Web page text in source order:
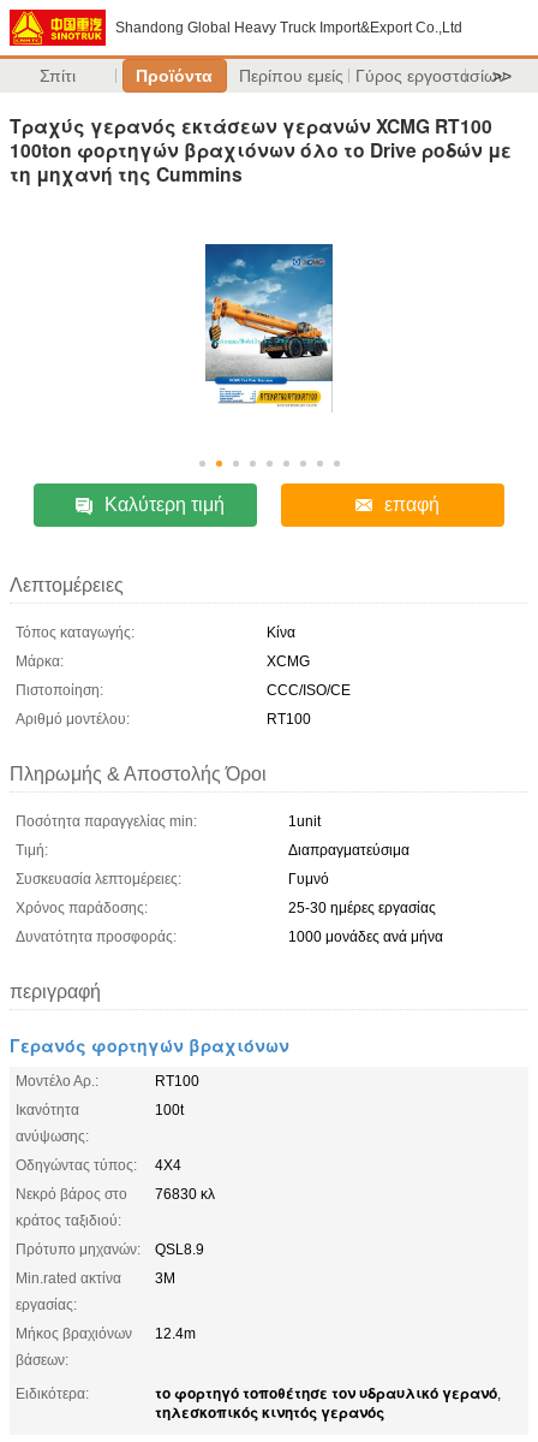
Shandong Global Heavy Truck Import&Export Co.,Ltd
Σπίτι Προϊόντα Περίπου εμείς Γύρος εργοστασίων
>>
Τραχύς γερανός εκτάσεων γερανών XCMG RT100
100ton φορτηγών βραχιόνων όλο το Drive ροδών με
τη μηχανή της Cummins
Καλύτερη τιμή επαφή
Λεπτομέρειες
Τόπος καταγωγής:
Κίνα
Μάρκα:
XCMG
Πιστοποίηση:
CCC/ISO/CE
Αριθμό μοντέλου:
RT100
Πληρωμής & Αποστολής Όροι
Ποσότητα παραγγελίας min:
1unit
Τιμή:
Διαπραγματεύσιμα
Συσκευασία λεπτομέρειες:
Γυμνό
Χρόνος παράδοσης:
25-30 ημέρες εργασίας
Δυνατότητα προσφοράς:
1000 μονάδες ανά μήνα
περιγραφή
Γερανός φορτηγών βραχιόνων
Μοντέλο Αρ.:
RT100
Ικανότητα
ανύψωσης:
100t
Οδηγώντας τύπος:
4X4
Νεκρό βάρος στο
κράτος ταξιδιού:
76830 κλ
Πρότυπο μηχανών:
QSL8.9
Min.rated ακτίνα
εργασίας:
3M
Μήκος βραχιόνων
βάσεων:
12.4m
Ειδικότερα: το φορτηγό τοποθέτησε τον υδραυλικό γερανό,
τηλεσκοπικός κινητός γερανός